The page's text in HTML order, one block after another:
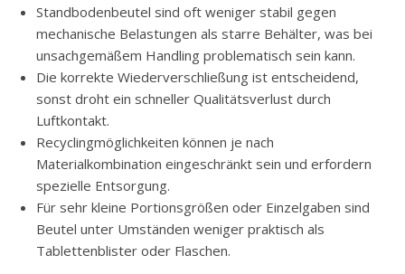
Standbodenbeutel sind oft weniger stabil gegen
mechanische Belastungen als starre Behälter, was bei
unsachgemäßem Handling problematisch sein kann.
Die korrekte Wiederverschließung ist entscheidend,
sonst droht ein schneller Qualitätsverlust durch
Luftkontakt.
Recyclingmöglichkeiten können je nach
Materialkombination eingeschränkt sein und erfordern
spezielle Entsorgung.
Für sehr kleine Portionsgrößen oder Einzelgaben sind
Beutel unter Umständen weniger praktisch als
Tablettenblister oder Flaschen.